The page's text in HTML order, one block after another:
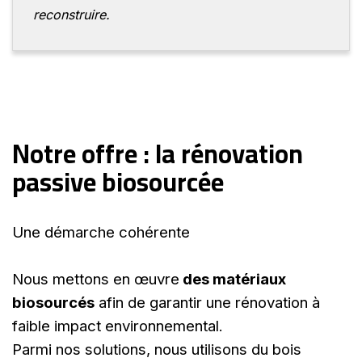
reconstruire.
Notre offre : la rénovation
passive biosourcée
Une démarche cohérente
Nous mettons en œuvre des matériaux
biosourcés afin de garantir une rénovation à
faible impact environnemental.
Parmi nos solutions, nous utilisons du bois